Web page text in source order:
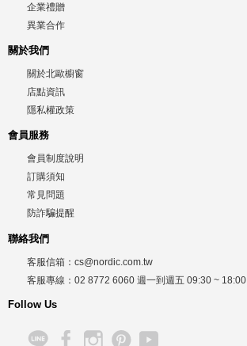
企業禮贈
異業合作
關於我們
關於北歐櫥窗
店點資訊
隱私權政策
會員服務
會員制度說明
訂購須知
常見問題
防詐騙提醒
聯絡我們
客服信箱： cs@nordic.com.tw
客服專線： 02 8772 6060 週一到週五 09:30 ~ 18:00
Follow Us